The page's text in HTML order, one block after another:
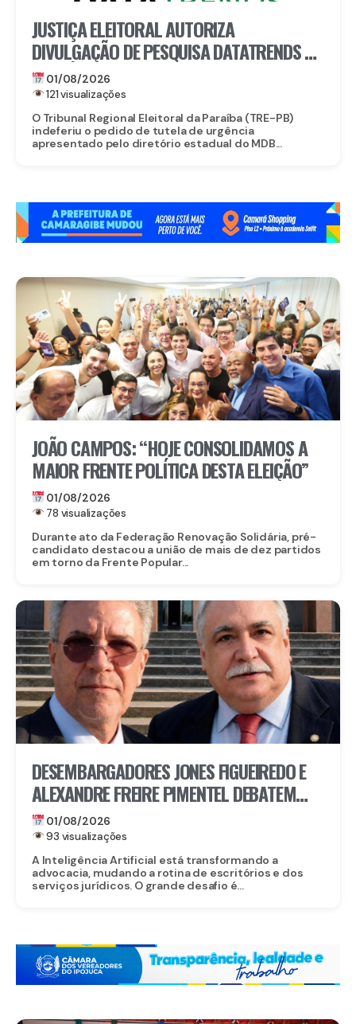
JUSTIÇA ELEITORAL AUTORIZA
DIVULGAÇÃO DE PESQUISA DATATRENDS NA
PARAÍBA
01/08/2026
121 visualizações
O Tribunal Regional Eleitoral da Paraíba (TRE-PB)
indeferiu o pedido de tutela de urgência
apresentado pelo diretório estadual do MDB...
JOÃO CAMPOS: “HOJE CONSOLIDAMOS A
MAIOR FRENTE POLÍTICA DESTA ELEIÇÃO”
01/08/2026
78 visualizações
Durante ato da Federação Renovação Solidária, pré-
candidato destacou a união de mais de dez partidos
em torno da Frente Popular...
DESEMBARGADORES JONES FIGUEIREDO E
ALEXANDRE FREIRE PIMENTEL DEBATEM
SOBRE IA
01/08/2026
93 visualizações
A Inteligência Artificial está transformando a
advocacia, mudando a rotina de escritórios e dos
serviços jurídicos. O grande desafio é...